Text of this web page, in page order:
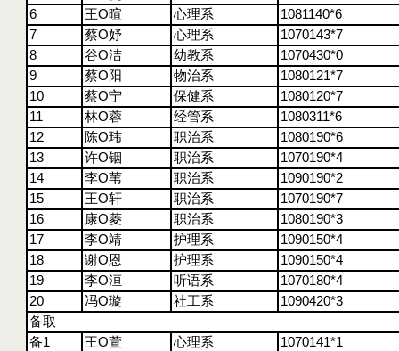
6
王O暄 心理系 1081140*6
7
蔡O妤 心理系 1070143*7
8
谷O洁 幼教系 1070430*0
9
蔡O阳 物治系 1080121*7
10
蔡O宁 保健系 1080120*7
11
林O蓉 经管系 1080311*6
12
陈O玮 职治系 1080190*6
13
许O铟 职治系 1070190*4
14
李O苇 职治系 1090190*2
15
王O轩 职治系 1070190*7
16
康O菱 职治系 1080190*3
17
李O靖 护理系 1090150*4
18
谢O恩 护理系 1090150*4
19
李O洹 听语系 1070180*4
20
冯O璇 社工系 1090420*3
备取
备1
王O萱 心理系 1070141*1